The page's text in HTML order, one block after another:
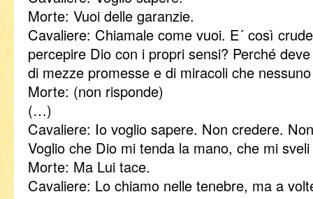
Morte: Vuoi delle garanzie.
Cavaliere: Chiamale come vuoi. E´ così
percepire Dio con i propri sensi? Perché
di mezze promesse e di miracoli che
Morte: (non risponde)
(…)
Cavaliere: Io voglio sapere. Non credere.
Voglio che Dio mi tenda la mano, che mi
Morte: Ma Lui tace.
Cavaliere: Lo chiamo nelle tenebre, ma a